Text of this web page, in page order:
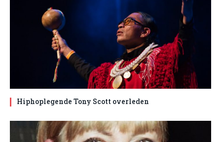
Hiphoplegende Tony Scott overleden